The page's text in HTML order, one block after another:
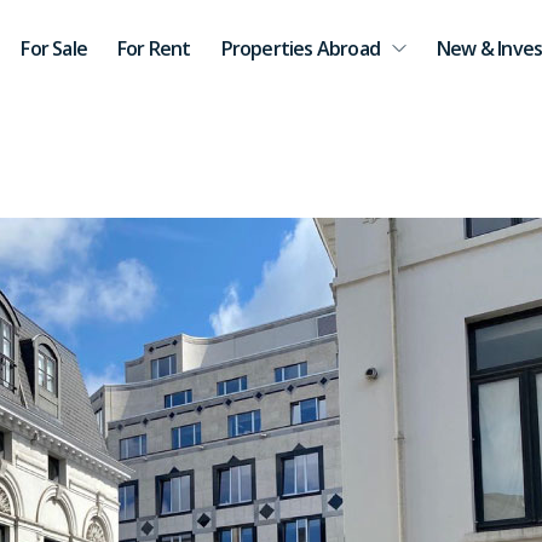
For Sale For Rent Properties Abroad New &